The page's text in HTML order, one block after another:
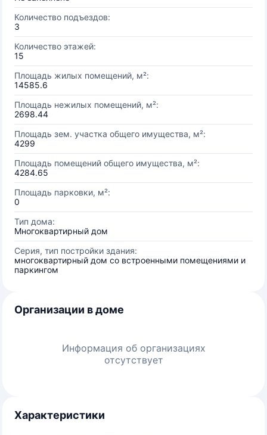
Количество подъездов:
3
Количество этажей:
15
Площадь жилых помещений, м²:
14585.6
Площадь нежилых помещений, м²:
2698.44
Площадь зем. участка общего имущества, м²:
4299
Площадь помещений общего имущества, м²:
4284.65
Площадь парковки, м²:
0
Тип дома:
Многоквартирный дом
Серия, тип постройки здания:
многоквартирный дом со встроенными помещениями и
паркингом
Организации в доме
Информация об организациях
отсутствует
Характеристики